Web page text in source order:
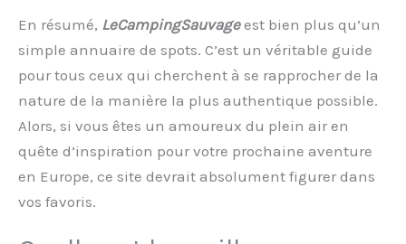
En résumé, LeCampingSauvageest bien plus qu’un
simple annuaire de spots. C’est un véritable guide
pour tous ceux qui cherchent à se rapprocher de la
nature de la manière la plus authentique possible.
Alors, si vous êtes un amoureux du plein air en
quête d’inspiration pour votre prochaine aventure
en Europe, ce site devrait absolument figurer dans
vos favoris.